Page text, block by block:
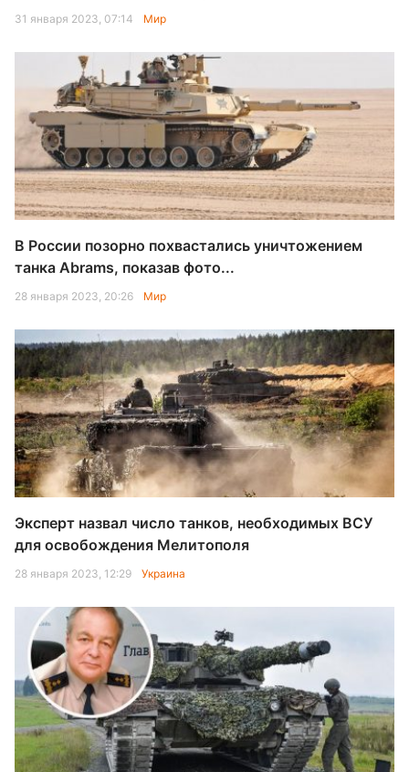
31 января 2023, 07:14 Мир
В России позорно похвастались уничтожением
танка Abrams, показав фото...
28 января 2023, 20:26 Мир
Эксперт назвал число танков, необходимых ВСУ
для освобождения Мелитополя
28 января 2023, 12:29 Украина